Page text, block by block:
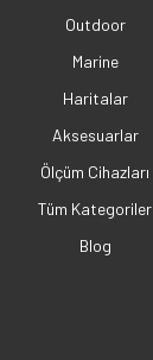
Outdoor
Marine
Haritalar
Aksesuarlar
Ölçüm Cihazları
Tüm Kategoriler
Blog